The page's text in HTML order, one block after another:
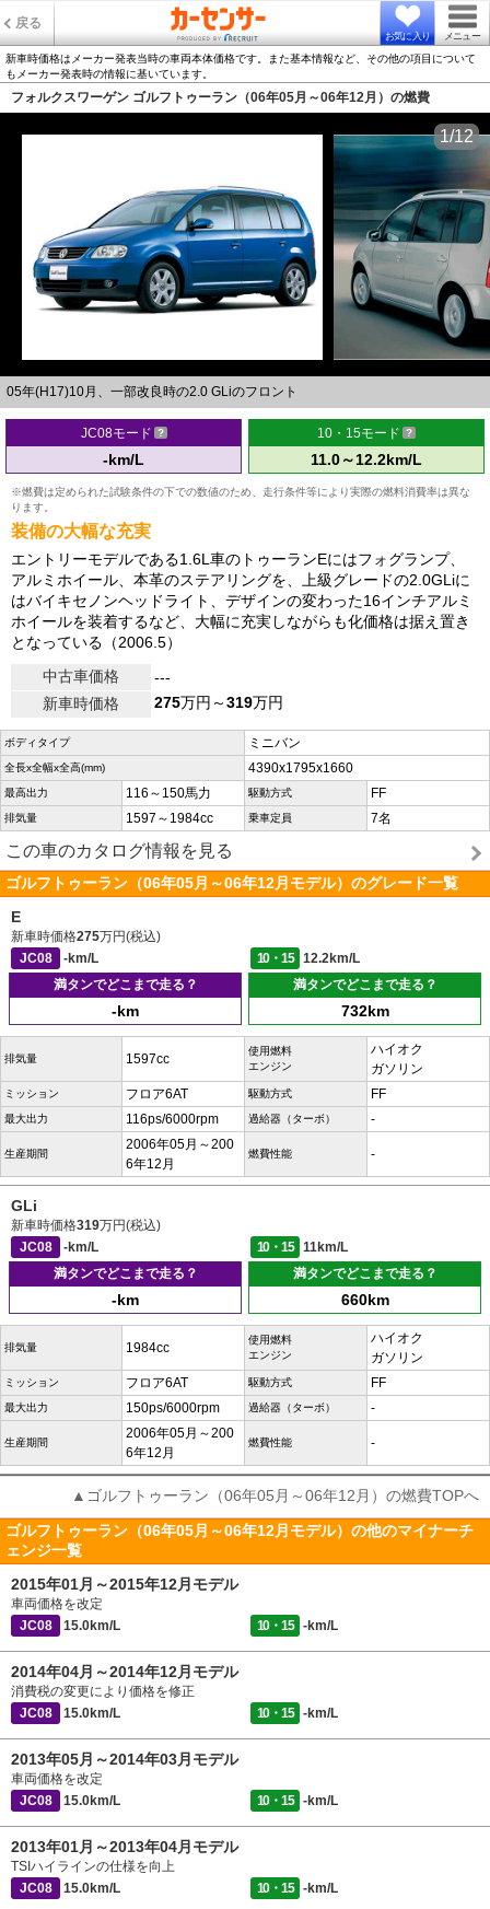
戻る
お気に入り メニュー
新車時価格はメーカー発表当時の車両本体価格です。また基本情報など、その他の項目について
もメーカー発表時の情報に基いています。
フォルクスワーゲン ゴルフトゥーラン（06年05月～06年12月）の燃費
05年(H17)10月、一部改良時の2.0 GLiのフロント
1/12
JC08モード
-km/L
10・15モード
11.0～12.2km/L
※燃費は定められた試験条件の下での数値のため、走行条件等により実際の燃料消費率は異な
ります。
装備の大幅な充実
エントリーモデルである1.6L車のトゥーランEにはフォグランプ、
アルミホイール、本革のステアリングを、上級グレードの2.0GLiに
はバイキセノンヘッドライト、デザインの変わった16インチアルミ
ホイールを装着するなど、大幅に充実しながらも化価格は据え置き
となっている（2006.5）
中古車価格
---
新車時価格
275万円～319万円
ボディタイプ ミニバン
全長x全幅x全高(mm) 4390x1795x1660
最高出力 116～150馬力 駆動方式 FF
排気量 1597～1984cc 乗車定員 7名
この車のカタログ情報を見る
ゴルフトゥーラン（06年05月～06年12月モデル）のグレード一覧
E
新車時価格275万円(税込)
JC08
-km/L 10・15
12.2km/L
満タンでどこまで走る？
-km
満タンでどこまで走る？
732km
排気量 1597cc
使用燃料
エンジン
ハイオク
ガソリン
ミッション フロア6AT 駆動方式 FF
最大出力 116ps/6000rpm 過給器（ターボ） -
生産期間
2006年05月～200
6年12月
燃費性能 -
GLi
新車時価格319万円(税込)
JC08
-km/L 10・15
11km/L
満タンでどこまで走る？
-km
満タンでどこまで走る？
660km
排気量 1984cc
使用燃料
エンジン
ハイオク
ガソリン
ミッション フロア6AT 駆動方式 FF
最大出力 150ps/6000rpm 過給器（ターボ） -
生産期間
2006年05月～200
6年12月
燃費性能 -
▲ゴルフトゥーラン（06年05月～06年12月）の燃費TOPへ
ゴルフトゥーラン（06年05月～06年12月モデル）の他のマイナーチ
ェンジ一覧
2015年01月～2015年12月モデル
車両価格を改定
JC08
15.0km/L 10・15 -km/L
2014年04月～2014年12月モデル
消費税の変更により価格を修正
JC08
15.0km/L 10・15 -km/L
2013年05月～2014年03月モデル
車両価格を改定
JC08
15.0km/L 10・15 -km/L
2013年01月～2013年04月モデル
TSIハイラインの仕様を向上
JC08
15.0km/L 10・15 -km/L